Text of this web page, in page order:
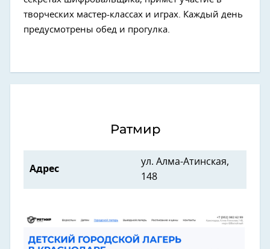
творческих мастер-классах и играх. Каждый день
предусмотрены обед и прогулка.
Ратмир
Адрес
ул. Алма-Атинская,
148